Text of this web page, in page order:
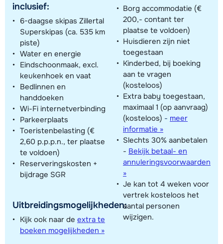
inclusief:
6-daagse skipas Zillertal
Superskipas (ca. 535 km
piste)
Water en energie
Eindschoonmaak, excl.
keukenhoek en vaat
Bedlinnen en
handdoeken
Wi-Fi internetverbinding
Parkeerplaats
Toeristenbelasting (€
2,60 p.p.p.n., ter plaatse
te voldoen)
Reserveringskosten +
bijdrage SGR
Uitbreidingsmogelijkheden:
Kijk ook naar de extra te
boeken mogelijkheden »
Borg accommodatie (€
200,- contant ter
plaatse te voldoen)
Huisdieren zijn niet
toegestaan
Kinderbed, bij boeking
aan te vragen
(kosteloos)
Extra baby toegestaan,
maximaal 1 (op aanvraag)
(kosteloos) - meer
informatie »
Slechts 30% aanbetalen
- Bekijk betaal- en
annuleringsvoorwaarden
»
Je kan tot 4 weken voor
vertrek kosteloos het
aantal personen
wijzigen.